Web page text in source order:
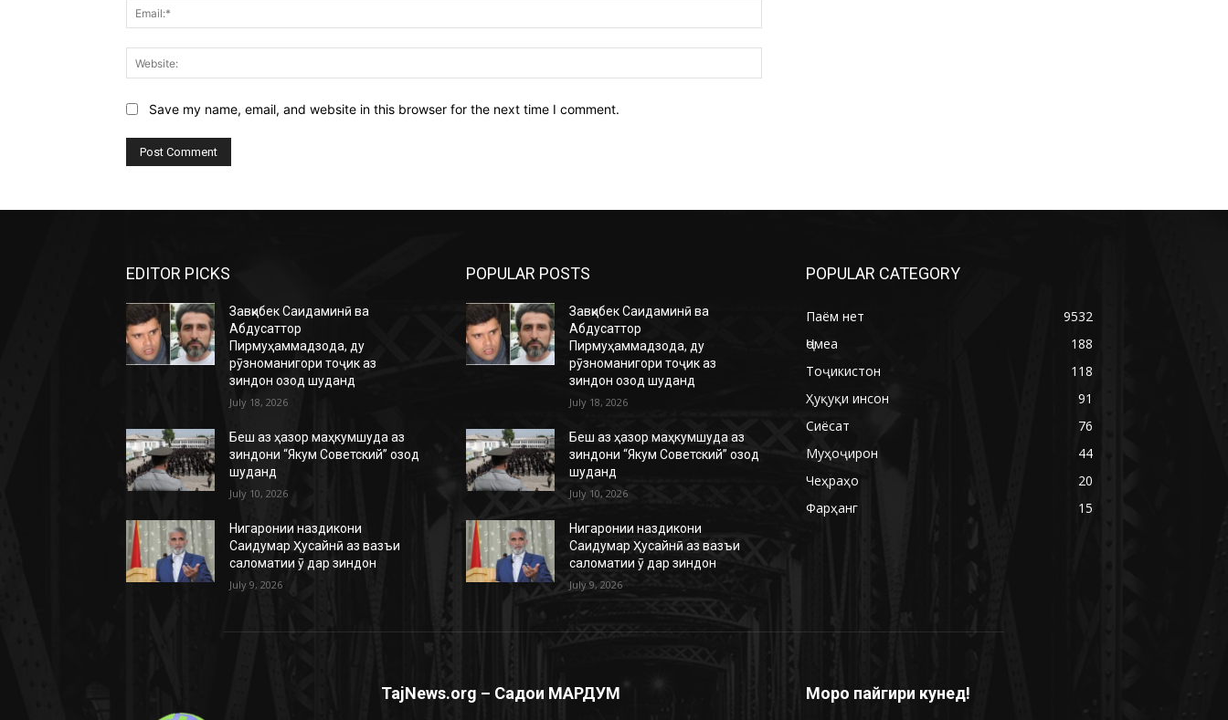
Save my name, email, and website in this browser for the next time I comment.
EDITOR PICKS
Завқибек Саидаминӣ ва
Абдусаттор
Пирмуҳаммадзода, ду
рӯзноманигори тоҷик аз
зиндон озод шуданд
July 18, 2026
Беш аз ҳазор маҳкумшуда аз
зиндони “Якум Советский” озод
шуданд
July 10, 2026
Нигаронии наздикони
Саидумар Ҳусайнӣ аз вазъи
саломатии ӯ дар зиндон
July 9, 2026
POPULAR POSTS
Завқибек Саидаминӣ ва
Абдусаттор
Пирмуҳаммадзода, ду
рӯзноманигори тоҷик аз
зиндон озод шуданд
July 18, 2026
Беш аз ҳазор маҳкумшуда аз
зиндони “Якум Советский” озод
шуданд
July 10, 2026
Нигаронии наздикони
Саидумар Ҳусайнӣ аз вазъи
саломатии ӯ дар зиндон
July 9, 2026
POPULAR CATEGORY
Паём нет
9532
Ҷомеа
188
Тоҷикистон
118
Ҳуқуқи инсон
91
Сиёсат
76
Муҳоҷирон
44
Чеҳраҳо
20
Фарҳанг
15
TajNews.org – Садои МАРДУМ Моро пайгири кунед!